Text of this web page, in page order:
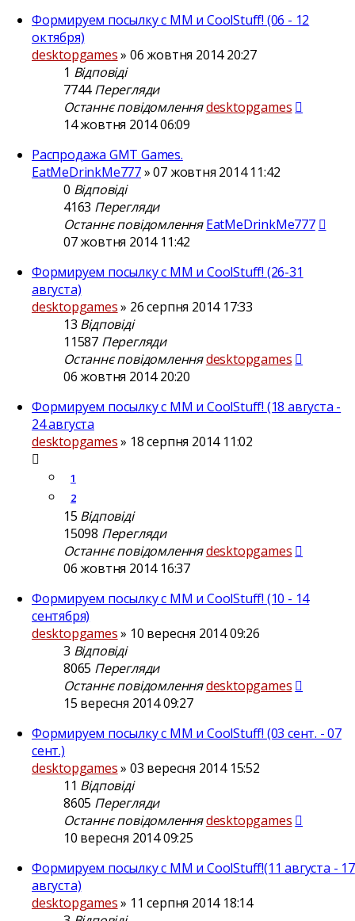
Формируем посылку с ММ и CoolStuff! (06 - 12
октября)
desktopgames»06 жовтня 2014 20:27
1 Відповіді
7744Перегляди
Останнє повідомленняdesktopgames
14 жовтня 2014 06:09
Распродажа GMT Games.
EatMeDrinkMe777»07 жовтня 2014 11:42
0 Відповіді
4163 Перегляди
Останнє повідомленняEatMeDrinkMe777
07 жовтня 2014 11:42
Формируем посылку с ММ и CoolStuff! (26-31
августа)
desktopgames» 26 серпня 2014 17:33
13 Відповіді
11587 Перегляди
Останнє повідомленняdesktopgames
06 жовтня 2014 20:20
Формируем посылку с ММ и CoolStuff! (18 августа -
24 августа
desktopgames» 18 серпня 2014 11:02
1
2
15 Відповіді
15098 Перегляди
Останнє повідомленняdesktopgames
06 жовтня 2014 16:37
Формируем посылку с ММ и CoolStuff! (10 - 14
сентября)
desktopgames» 10 вересня 2014 09:26
3 Відповіді
8065 Перегляди
Останнє повідомленняdesktopgames
15 вересня 2014 09:27
Формируем посылку с ММ и CoolStuff! (03 сент. - 07
сент.)
desktopgames»03 вересня 2014 15:52
11 Відповіді
8605 Перегляди
Останнє повідомленняdesktopgames
10 вересня 2014 09:25
Формируем посылку с ММ и CoolStuff!(11 августа - 17
августа)
desktopgames» 11 серпня 2014 18:14